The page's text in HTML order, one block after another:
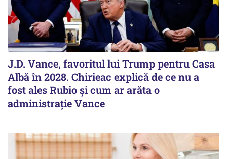
J.D. Vance, favoritul lui Trump pentru Casa
Albă în 2028. Chirieac explică de ce nu a
fost ales Rubio și cum ar arăta o
administrație Vance